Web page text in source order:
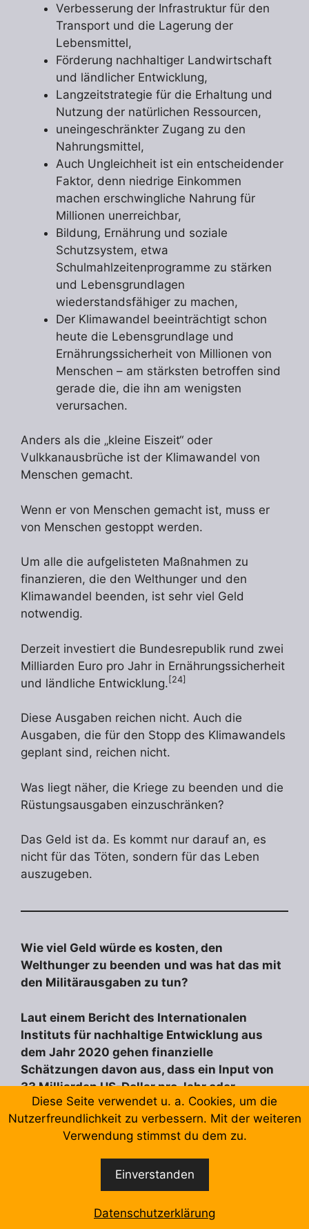
Verbesserung der Infrastruktur für den
Transport und die Lagerung der
Lebensmittel,
Förderung nachhaltiger Landwirtschaft
und ländlicher Entwicklung,
Langzeitstrategie für die Erhaltung und
Nutzung der natürlichen Ressourcen,
uneingeschränkter Zugang zu den
Nahrungsmittel,
Auch Ungleichheit ist ein entscheidender
Faktor, denn niedrige Einkommen
machen erschwingliche Nahrung für
Millionen unerreichbar,
Bildung, Ernährung und soziale
Schutzsystem, etwa
Schulmahlzeitenprogramme zu stärken
und Lebensgrundlagen
wiederstandsfähiger zu machen,
Der Klimawandel beeinträchtigt schon
heute die Lebensgrundlage und
Ernährungssicherheit von Millionen von
Menschen – am stärksten betroffen sind
gerade die, die ihn am wenigsten
verursachen.
Anders als die „kleine Eiszeit“ oder
Vulkkanausbrüche ist der Klimawandel von
Menschen gemacht.
Wenn er von Menschen gemacht ist, muss er
von Menschen gestoppt werden.
Um alle die aufgelisteten Maßnahmen zu
finanzieren, die den Welthunger und den
Klimawandel beenden, ist sehr viel Geld
notwendig.
Derzeit investiert die Bundesrepublik rund zwei
Milliarden Euro pro Jahr in Ernährungssicherheit
und ländliche Entwicklung. [24]
Diese Ausgaben reichen nicht. Auch die
Ausgaben, die für den Stopp des Klimawandels
geplant sind, reichen nicht.
Was liegt näher, die Kriege zu beenden und die
Rüstungsausgaben einzuschränken?
Das Geld ist da. Es kommt nur darauf an, es
nicht für das Töten, sondern für das Leben
auszugeben.
Wie viel Geld würde es kosten, den
Welthunger zu beenden und was hat das mit
den Militärausgaben zu tun?
Laut einem Bericht des Internationalen
Instituts für nachhaltige Entwicklung aus
dem Jahr 2020 gehen finanzielle
Schätzungen davon aus, dass ein Input von
33 Milliarden US-Dollar pro Jahr oder
insgesamt 330 Milliarden US-Dollarden
Welthunger bis 2030 stoppenkönnte.[25]
Im Verhältnis zu den Militärausgaben ist dies
eine „Kleinigkeit“ und man erkennt, auf was die
Regierungen mehr Wert legen.
Diese Seite verwendet u. a. Cookies, um die
Nutzerfreundlichkeit zu verbessern. Mit der weiteren
Verwendung stimmst du dem zu.
Einverstanden
Datenschutzerklärung